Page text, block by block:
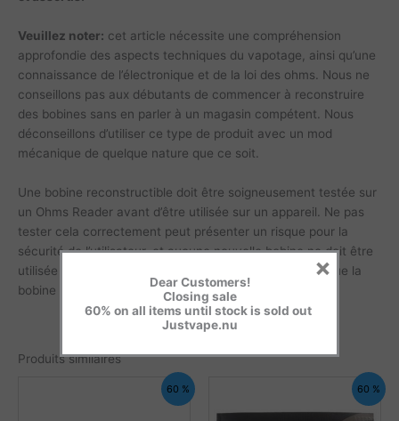
Veuillez noter: cet article nécessite une compréhension
approfondie des aspects techniques du vapotage, ainsi qu’une
connaissance de l’électronique et de la loi des ohms. Nous ne
conseillons pas aux débutants de commencer à reconstruire
des bobines sans en parler à un magasin compétent. Nous
déconseillons d’utiliser ce type de produit avec un mod
mécanique de quelque nature que ce soit.
Une bobine reconstructible doit être soigneusement testée sur
un Ohms Reader avant d’être utilisée sur un appareil. Ne pas
tester cela correctement peut présenter un risque pour la
sécurité de l’utilisateur, et aucune nouvelle bobine ne doit être
utilisée sur un appareil de vapotage électronique tant que la
bobine n’est pas connue pour être sûre.
Produits similaires
60 % 60 %
Dear Customers!
Closing sale
60% on all items until stock is sold out
Justvape.nu
×